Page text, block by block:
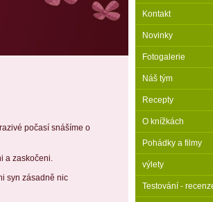
počasí snášíme o
a zaskočeni.
syn zásadně nic
Kontakt
Novinky
Fotogalerie
Náš tým
Recepty
O knížkách
Pohádky a filmy
výlety
Testování -